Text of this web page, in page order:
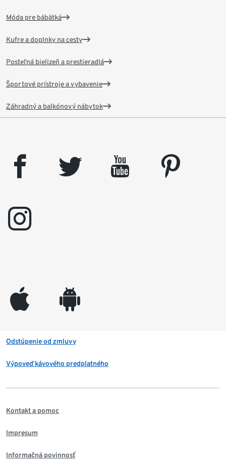
Móda pre bábätká
Kufre a doplnky na cesty
Posteľná bielizeň a prestieradlá
Športové prístroje a vybavenie
Záhradný a balkónový nábytok
facebook twitter youtube
pinterest
instagram
appleinc android
Odstúpenie od zmluvy
Výpoveď kávového predplatného
Kontakt a pomoc
Impresum
Informačná povinnosť